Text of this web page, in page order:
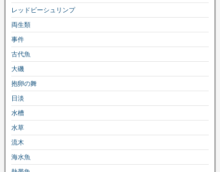
レッドビーシュリンプ
両生類
事件
古代魚
大磯
抱卵の舞
日淡
水槽
水草
流木
海水魚